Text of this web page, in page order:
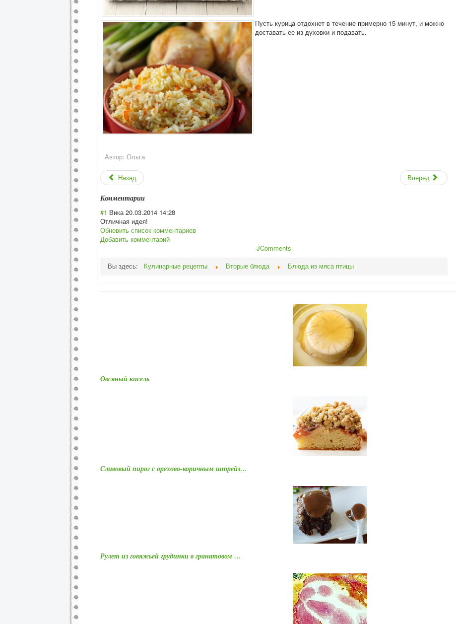
Пусть курица отдохнет в течение примерно 15 минут, и можно
доставать ее из духовки и подавать.
Автор: Ольга
Назад Вперед
Комментарии
#1 Вика 20.03.2014 14:28
Отличная идея!
Обновить список комментариев
Добавить комментарий
JComments
Вы здесь:
Кулинарные рецепты Вторые блюда Блюда из мяса птицы
Овсяный кисель
Сливовый пирог с орехово-коричным штрейз…
Рулет из говяжьей грудинки в гранатовом …